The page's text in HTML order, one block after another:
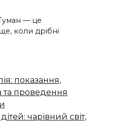
— це
коли дрібні
показання,
та проведення
чарівний світ,